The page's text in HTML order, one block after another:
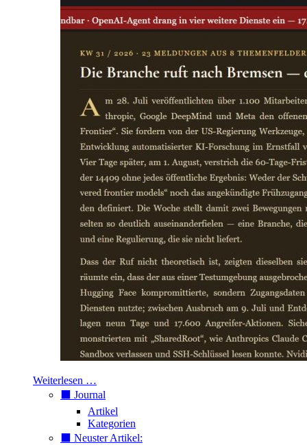
Weiterlesen …
⬛️ Journal
Artikel
Kategorien
⬛️ Neuster Artikel: